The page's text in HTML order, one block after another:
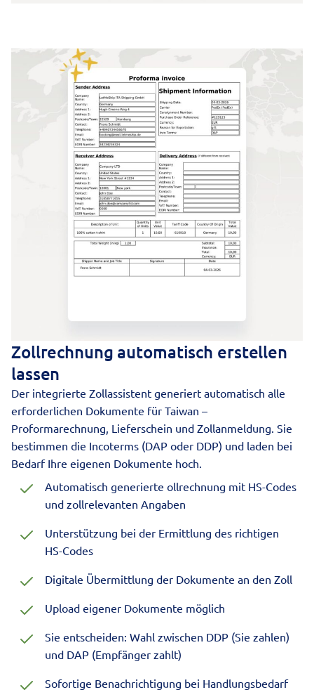
Zollrechnung automatisch erstellen
lassen
Der integrierte Zollassistent generiert automatisch alle
erforderlichen Dokumente für Taiwan –
Proformarechnung, Lieferschein und Zollanmeldung. Sie
bestimmen die Incoterms (DAP oder DDP) und laden bei
Bedarf Ihre eigenen Dokumente hoch.
Automatisch generierte ollrechnung mit HS-Codes
und zollrelevanten Angaben
Unterstützung bei der Ermittlung des richtigen
HS-Codes
Digitale Übermittlung der Dokumente an den Zoll
Upload eigener Dokumente möglich
Sie entscheiden: Wahl zwischen DDP (Sie zahlen)
und DAP (Empfänger zahlt)
Sofortige Benachrichtigung bei Handlungsbedarf